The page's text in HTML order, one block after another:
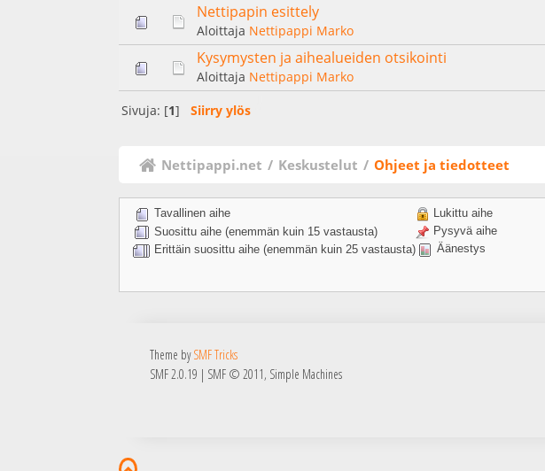
Nettipapin esittely
Aloittaja Nettipappi Marko
Kysymysten ja aihealueiden otsikointi
Aloittaja Nettipappi Marko
Sivuja: [1]Siirry ylös
Nettipappi.net / Keskustelut / Ohjeet ja tiedotteet
Tavallinen aihe
Suosittu aihe (enemmän kuin 15 vastausta)
Erittäin suosittu aihe (enemmän kuin 25 vastausta)
Lukittu aihe
Pysyvä aihe
Äänestys
Theme bySMF Tricks
SMF 2.0.19 | SMF © 2011, Simple Machines